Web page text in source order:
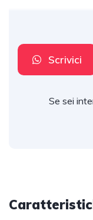
Scrivici
Se sei